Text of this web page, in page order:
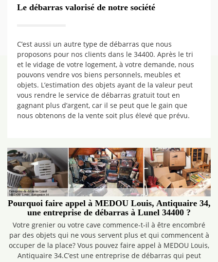
Le débarras valorisé de notre société
C’est aussi un autre type de débarras que nous
proposons pour nos clients dans le 34400. Après le tri
et le vidage de votre logement, à votre demande, nous
pouvons vendre vos biens personnels, meubles et
objets. L’estimation des objets ayant de la valeur peut
vous rendre le service de débarras gratuit tout en
gagnant plus d’argent, car il se peut que le gain que
nous obtenons de la vente soit plus élevé que prévu.
Pourquoi faire appel à MEDOU Louis, Antiquaire 34,
une entreprise de débarras à Lunel 34400 ?
Votre grenier ou votre cave commence-t-il à être encombré
par des objets qui ne vous servent plus et qui commencent à
occuper de la place? Vous pouvez faire appel à MEDOU Louis,
Antiquaire 34.C’est une entreprise de débarras qui peut